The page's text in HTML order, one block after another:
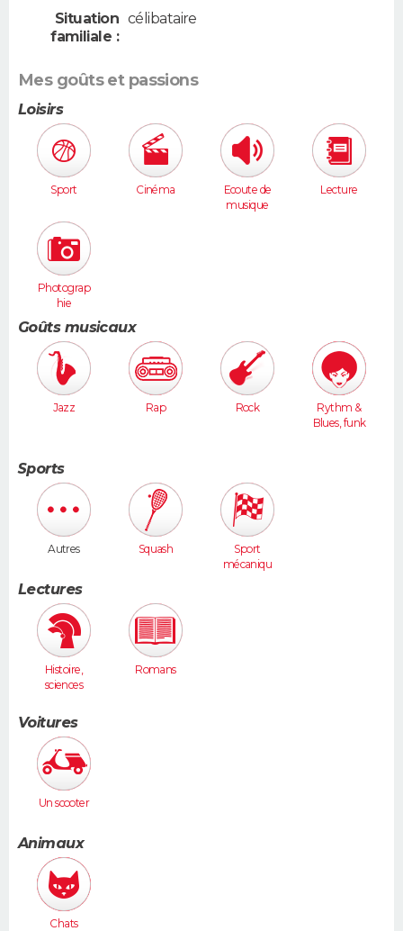
Situation
familiale :
célibataire
Mes goûts et passions
Loisirs
Sport Cinéma
Ecoute de
musique
Lecture
Photograp
hie
Goûts musicaux
Jazz Rap Rock
Rythm &
Blues, funk
Sports
Autres Squash
Sport
mécaniqu
Lectures
Histoire,
sciences
Romans
Voitures
Un scooter
Animaux
Chats